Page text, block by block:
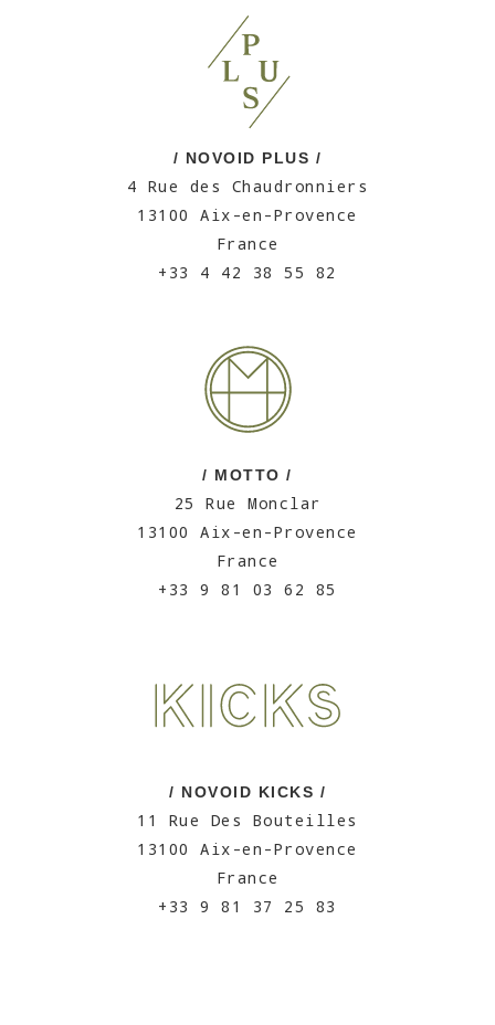
/ NOVOID PLUS /
4 Rue des Chaudronniers
13100 Aix-en-Provence
France
+33 4 42 38 55 82
/ MOTTO /
25 Rue Monclar
13100 Aix-en-Provence
France
+33 9 81 03 62 85
/ NOVOID KICKS /
11 Rue Des Bouteilles
13100 Aix-en-Provence
France
+33 9 81 37 25 83